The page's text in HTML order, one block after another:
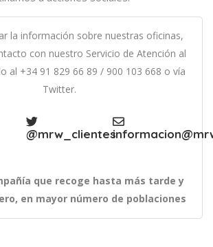
la información sobre nuestras oficinas,
con nuestro Servicio de Atención al
al +34 91 829 66 89 / 900 103 668 o vía
Twitter.
@mrw_clientes
que recoge hasta más tarde y
en mayor número de poblaciones